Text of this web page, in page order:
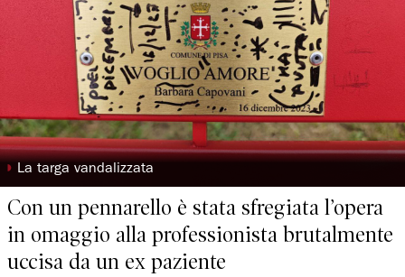
◗ La targa vandalizzata
Con un pennarello è stata sfregiata l’opera
in omaggio alla professionista brutalmente
uccisa da un ex paziente